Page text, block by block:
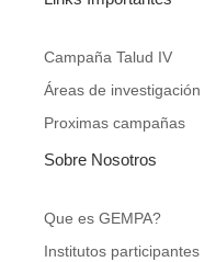
Campaña Talud IV
Áreas de investigación
Proximas campañas
Sobre Nosotros
Que es GEMPA?
Institutos participantes